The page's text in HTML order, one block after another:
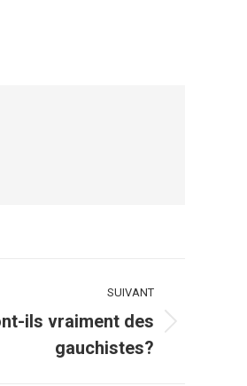
SUIVANT
ils vraiment des
gauchistes?